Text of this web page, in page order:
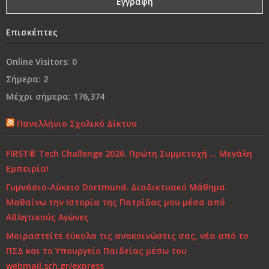
Ναι, θα έφευγα
Ο κόσμος μας…
Χρόνια Πολλά...
Ελένη Γλύκατζη Αρβελέρ: Η Παιδεία είναι το μόνο
αντίδοτο στην κρίση και ξεκινά από το σπίτι
Τι και πώς να μαθαίνουμε
Επισκέπτες
Online Visitors: 0
Σήμερα: 2
Μέχρι σήμερα: 176,374
Πανελλήνιο Σχολικό Δίκτυο
FIRST® Tech Challenge 2026. Πρώτη Συμμετοχή … Μεγάλη
Εμπειρία!
Γυμνάσιο-Λύκειο Dortmund. Διαδικτυακό Μάθημα.
Μαθαίνω την Ιστορία της Πατρίδας μου μέσα από
Αθλητικούς Αγώνες
Μοιραστείτε εύκολα τις ανακοινώσεις σας, νέα από το
ΠΣΔ και το Υπουργείο Παιδείας μέσω του
webmail.sch.gr/express